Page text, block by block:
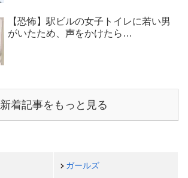
【恐怖】駅ビルの女子トイレに若い男
がいたため、声をかけたら…
新着記事をもっと見る
ガールズ